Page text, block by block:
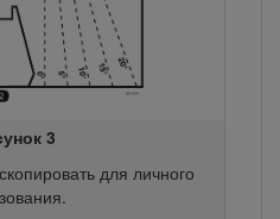
3
для личного